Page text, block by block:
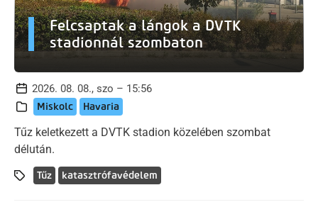
Felcsaptak a lángok a DVTK
stadionnál szombaton
2026. 08. 08., szo – 15:56
Miskolc Havaria
Tűz keletkezett a DVTK stadion közelében szombat
délután.
Tűz katasztrófavédelem